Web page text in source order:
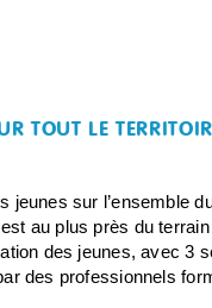
TOUT LE
jeunes sur l’ensemble
au plus près du
des jeunes, avec 3
des professionnels